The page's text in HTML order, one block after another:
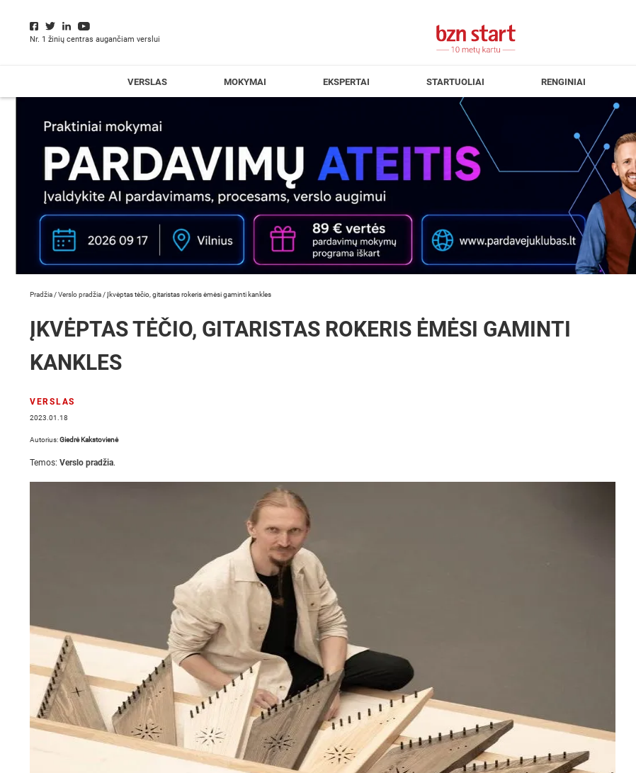
Nr. 1 žinių centras augančiam verslui
VERSLAS MOKYMAI EKSPERTAI STARTUOLIAI RENGINIAI
Pradžia /Verslo pradžia / Įkvėptas tėčio, gitaristas rokeris ėmėsi gaminti kankles
ĮKVĖPTAS TĖČIO, GITARISTAS ROKERIS ĖMĖSI GAMINTI
KANKLES
VERSLAS
2023.01.18
Autorius:Giedrė Kakstovienė
Temos: Verslo pradžia.